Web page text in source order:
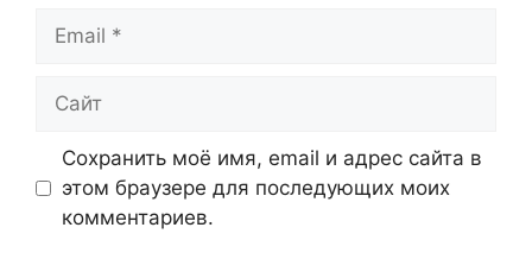
Email
Сайт
Сохранить моё имя, email и адрес сайта в
этом браузере для последующих моих
комментариев.